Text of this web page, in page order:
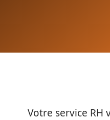
Votre service RH